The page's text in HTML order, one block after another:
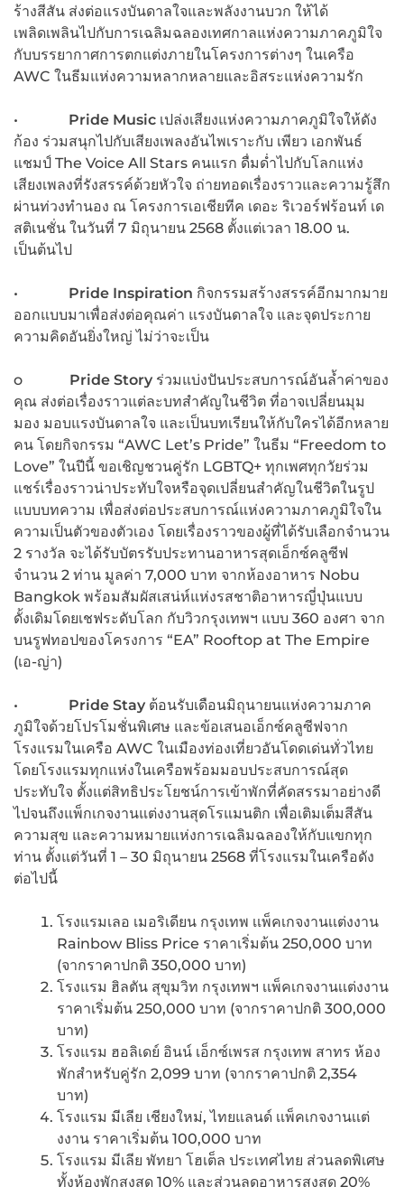
ร้างสีสัน ส่งต่อแรงบันดาลใจและพลังงานบวก ให้ได้
เพลิดเพลินไปกับการเฉลิมฉลองเทศกาลแห่งความภาคภูมิใจ
กับบรรยากาศการตกแต่งภายในโครงการต่างๆ ในเครือ
AWC ในธีมแห่งความหลากหลายและอิสระแห่งความรัก
• Pride Music เปล่งเสียงแห่งความภาคภูมิใจให้ดัง
ก้อง ร่วมสนุกไปกับเสียงเพลงอันไพเราะกับ เพียว เอกพันธ์
แชมป์ The Voice All Stars คนแรก ดื่มด่ำไปกับโลกแห่ง
เสียงเพลงที่รังสรรค์ด้วยหัวใจ ถ่ายทอดเรื่องราวและความรู้สึก
ผ่านท่วงทำนอง ณ โครงการเอเชียทีค เดอะ ริเวอร์ฟร้อนท์ เด
สติเนชั่น ในวันที่ 7 มิถุนายน 2568 ตั้งแต่เวลา 18.00 น.
เป็นต้นไป
• Pride Inspiration กิจกรรมสร้างสรรค์อีกมากมาย
ออกแบบมาเพื่อส่งต่อคุณค่า แรงบันดาลใจ และจุดประกาย
ความคิดอันยิ่งใหญ่ ไม่ว่าจะเป็น
o Pride Story ร่วมแบ่งปันประสบการณ์อันล้ำค่าของ
คุณ ส่งต่อเรื่องราวแต่ละบทสำคัญในชีวิต ที่อาจเปลี่ยนมุม
มอง มอบแรงบันดาลใจ และเป็นบทเรียนให้กับใครได้อีกหลาย
คน โดยกิจกรรม “AWC Let’s Pride” ในธีม “Freedom to
Love” ในปีนี้ ขอเชิญชวนคู่รัก LGBTQ+ ทุกเพศทุกวัยร่วม
แชร์เรื่องราวน่าประทับใจหรือจุดเปลี่ยนสำคัญในชีวิตในรูป
แบบบทความ เพื่อส่งต่อประสบการณ์แห่งความภาคภูมิใจใน
ความเป็นตัวของตัวเอง โดยเรื่องราวของผู้ที่ได้รับเลือกจำนวน
2 รางวัล จะได้รับบัตรรับประทานอาหารสุดเอ็กซ์คลูซีฟ
จำนวน 2 ท่าน มูลค่า 7,000 บาท จากห้องอาหาร Nobu
Bangkok พร้อมสัมผัสเสน่ห์แห่งรสชาติอาหารญี่ปุ่นแบบ
ดั้งเดิมโดยเชฟระดับโลก กับวิวกรุงเทพฯ แบบ 360 องศา จาก
บนรูฟทอปของโครงการ “EA” Rooftop at The Empire
(เอ-ญ่า)
• Pride Stay ต้อนรับเดือนมิถุนายนแห่งความภาค
ภูมิใจด้วยโปรโมชั่นพิเศษ และข้อเสนอเอ็กซ์คลูซีฟจาก
โรงแรมในเครือ AWC ในเมืองท่องเที่ยวอันโดดเด่นทั่วไทย
โดยโรงแรมทุกแห่งในเครือพร้อมมอบประสบการณ์สุด
ประทับใจ ตั้งแต่สิทธิประโยชน์การเข้าพักที่คัดสรรมาอย่างดี
ไปจนถึงแพ็กเกจงานแต่งงานสุดโรแมนติก เพื่อเติมเต็มสีสัน
ความสุข และความหมายแห่งการเฉลิมฉลองให้กับแขกทุก
ท่าน ตั้งแต่วันที่ 1 – 30 มิถุนายน 2568 ที่โรงแรมในเครือดัง
ต่อไปนี้
โรงแรมเลอ เมอริเดียน กรุงเทพ เเพ็คเกจงานเเต่งงาน
Rainbow Bliss Price ราคาเริ่มต้น 250,000 บาท
(จากราคาปกติ 350,000 บาท)
โรงแรม ฮิลตัน สุขุมวิท กรุงเทพฯ เเพ็คเกจงานเเต่งงาน
ราคาเริ่มต้น 250,000 บาท (จากราคาปกติ 300,000
บาท)
โรงแรม ฮอลิเดย์ อินน์ เอ็กซ์เพรส กรุงเทพ สาทร ห้อง
พักสำหรับคู่รัก 2,099 บาท (จากราคาปกติ 2,354
บาท)
โรงแรม มีเลีย เชียงใหม่, ไทยแลนด์ เเพ็คเกจงานเเต่
งงาน ราคาเริ่มต้น 100,000 บาท
โรงแรม มีเลีย พัทยา โฮเต็ล ประเทศไทย ส่วนลดพิเศษ
ทั้งห้องพักสูงสุด 10% และส่วนลดอาหารสูงสุด 20%